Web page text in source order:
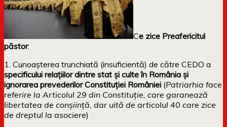
Ce zice Preafericitul
păstor:
1. Cunoaşterea trunchiată (insuficientă) de către CEDO a
specificului relaţiilor dintre stat şi culte în România şi
ignorarea prevederilor Constituţiei României (Patriarhia face
referire la Articolul 29 din Constituție, care garanează
libertatea de conșiință, dar uită de articolul 40 care zice
de dreptul la asociere)